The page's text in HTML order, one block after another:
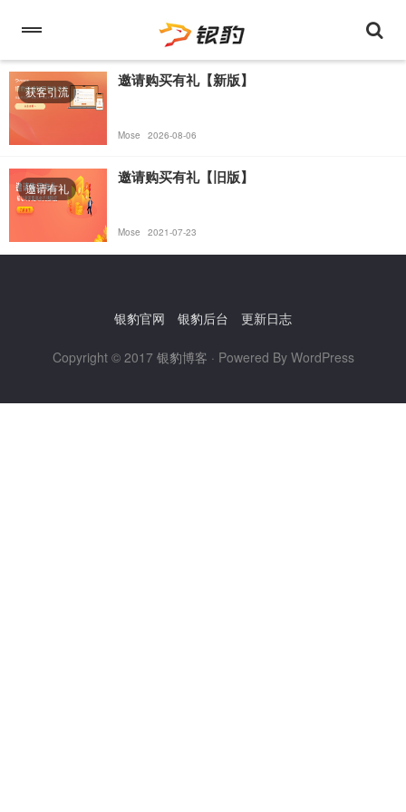
获客引流
邀请购买有礼【新版】
Mose 2026-08-06
邀请有礼
邀请购买有礼【旧版】
Mose 2021-07-23
银豹官网 银豹后台 更新日志
Copyright © 2017 银豹博客 · Powered By WordPress